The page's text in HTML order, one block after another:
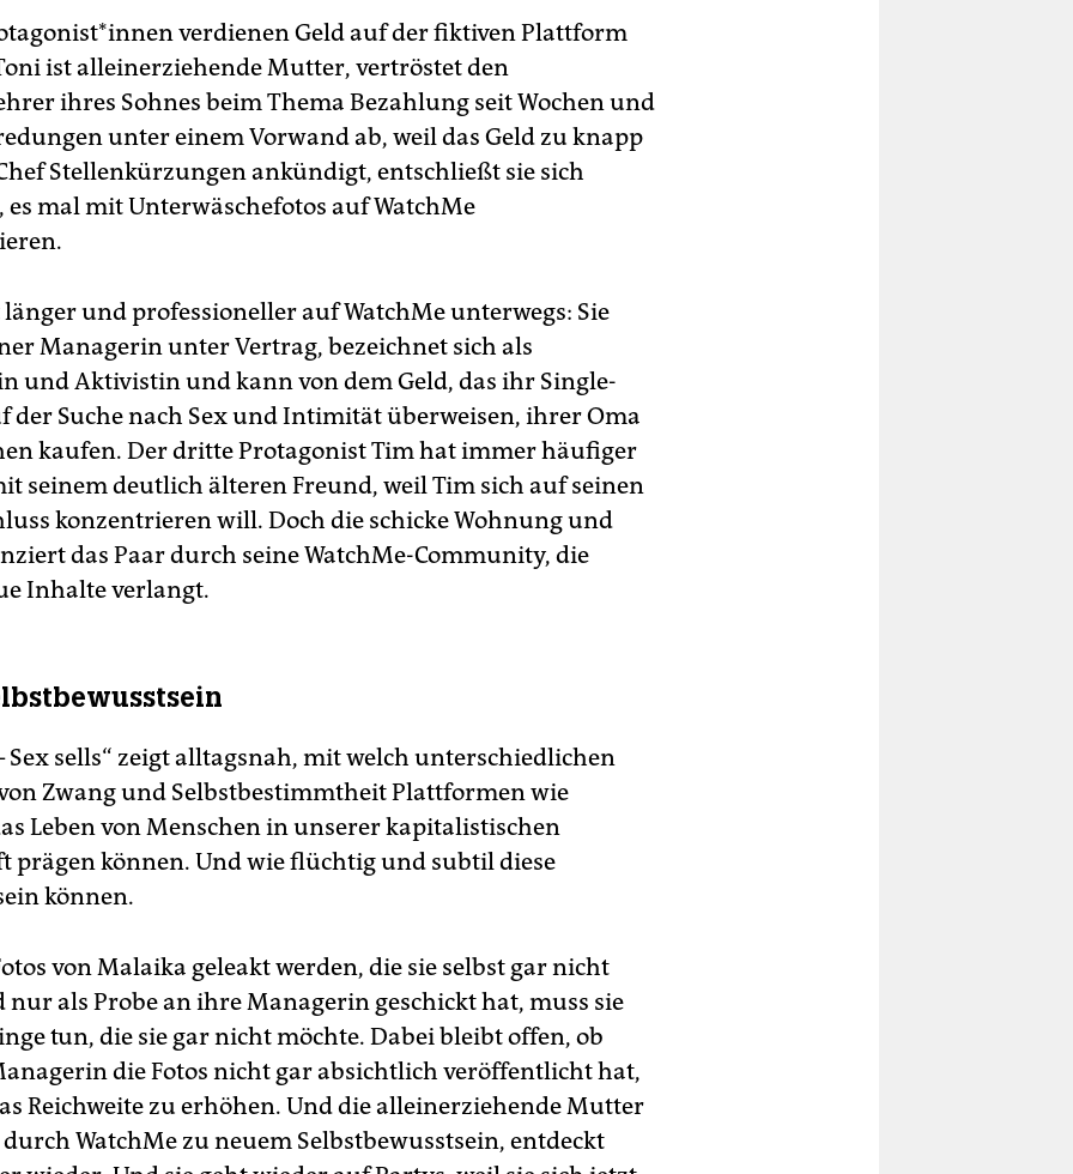
verdienen Geld auf der fiktiven Plattform
ist alleinerziehende Mutter, vertröstet den
ihres Sohnes beim Thema Bezahlung seit Wochen und
unter einem Vorwand ab, weil das Geld zu knapp
Stellenkürzungen ankündigt, entschließt sie sich
es mal mit Unterwäschefotos auf WatchMe
und professioneller auf WatchMe unterwegs: Sie
Managerin unter Vertrag, bezeichnet sich als
und Aktivistin und kann von dem Geld, das ihr Single-
der Suche nach Sex und Intimität überweisen, ihrer Oma
kaufen. Der dritte Protagonist Tim hat immer häufiger
seinem deutlich älteren Freund, weil Tim sich auf seinen
konzentrieren will. Doch die schicke Wohnung und
das Paar durch seine WatchMe-Community, die
Inhalte verlangt.
Sex sells“ zeigt alltagsnah, mit welch unterschiedlichen
Zwang und Selbstbestimmtheit Plattformen wie
Leben von Menschen in unserer kapitalistischen
prägen können. Und wie flüchtig und subtil diese
können.
von Malaika geleakt werden, die sie selbst gar nicht
nur als Probe an ihre Managerin geschickt hat, muss sie
tun, die sie gar nicht möchte. Dabei bleibt offen, ob
die Fotos nicht gar absichtlich veröffentlicht hat,
Reichweite zu erhöhen. Und die alleinerziehende Mutter
WatchMe zu neuem Selbstbewusstsein, entdeckt